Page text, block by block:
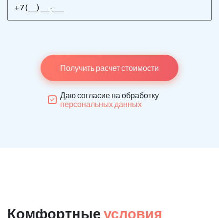
Получить расчет стоимости
Даю согласие на обработку
персональных данных
Комфортные условия